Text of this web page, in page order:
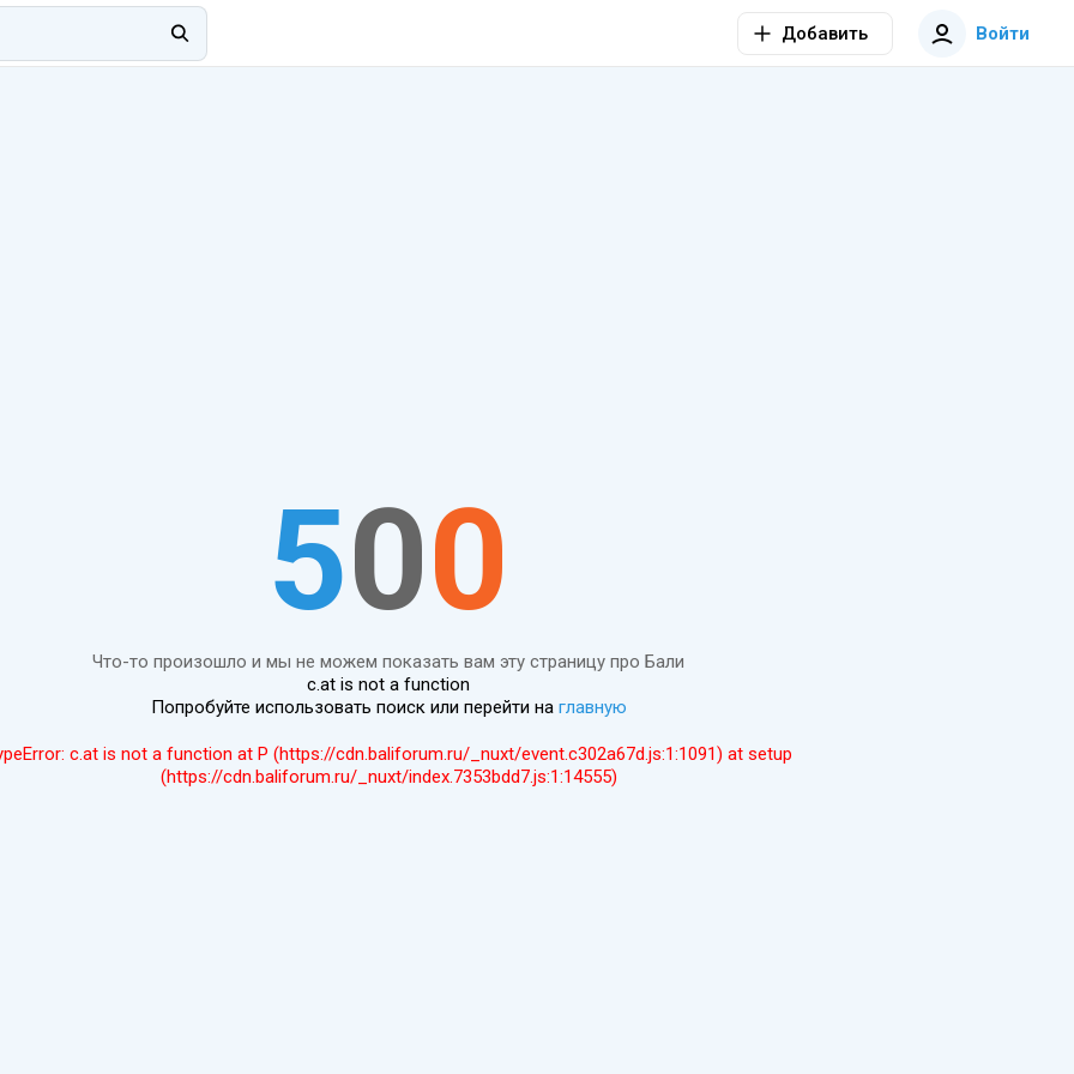
Добавить Войти
500
Что-то произошло и мы не можем показать вам эту страницу про Бали
c.at is not a function
Попробуйте использовать поиск или перейти на главную
c.at is not a function at P (https://cdn.baliforum.ru/_nuxt/event.c302a67d.js:1:1091) at setup
(https://cdn.baliforum.ru/_nuxt/index.7353bdd7.js:1:14555)